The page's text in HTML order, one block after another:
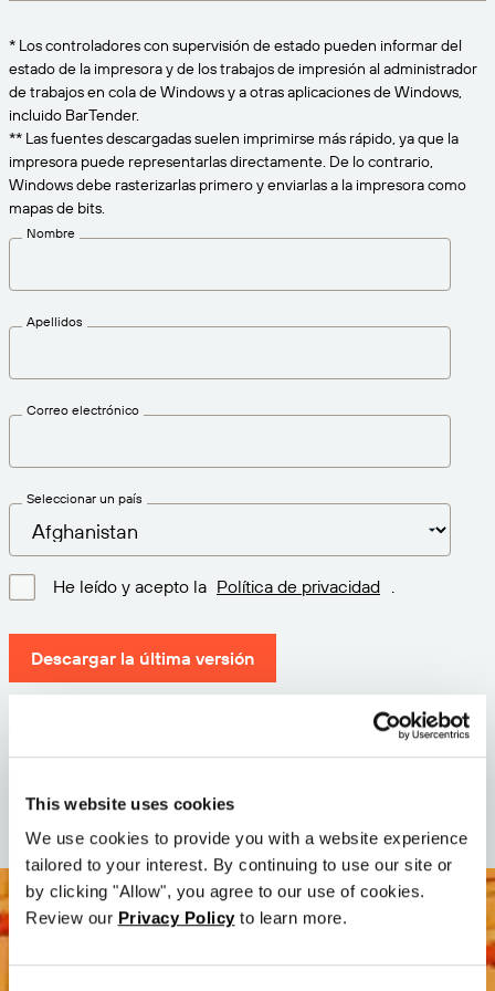
This website uses cookies
We use cookies to provide you with a website experience
tailored to your interest. By continuing to use our site or
by clicking "Allow", you agree to our use of cookies.
Review our Privacy Policy to learn more.
PRODUCTO
Precios
Prueba gratuita
Especificaciones técnicas
Descripción general de las soluciones
CONECTAR
Quiénes somos
Empleo
Prensa
Modelo de madurez para etiquetado y
Consiga el nivel de soporte adecuado para las
necesidades de su negocio.
* Los controladores con supervisión de estado pueden informar del
estado de la impresora y de los trabajos de impresión al administrador
de trabajos en cola de Windows y a otras aplicaciones de Windows,
incluido BarTender.
** Las fuentes descargadas suelen imprimirse más rápido, ya que la
impresora puede representarlas directamente. De lo contrario,
Windows debe rasterizarlas primero y enviarlas a la impresora como
mapas de bits.
Nombre
Apellidos
Correo electrónico
Seleccionar un país
He leído y acepto la Política de privacidad
Descargar la última versión
Tamaño: 110.5 M